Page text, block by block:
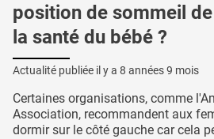
position de sommeil
la santé du bébé ?
Actualité publiée il y a 8 années 9 mois
Certaines organisations, comme
Association, recommandent aux
dormir sur le côté gauche car cela